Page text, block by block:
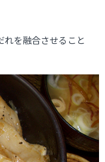
れを融合させること